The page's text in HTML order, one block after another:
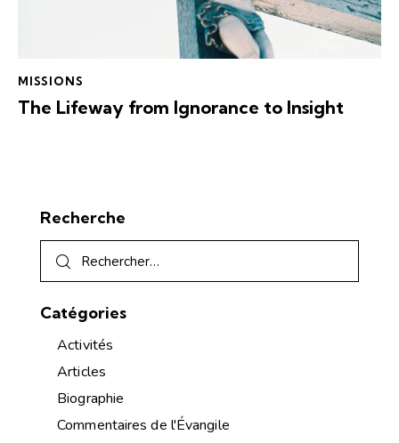
MISSIONS
The Lifeway from Ignorance to Insight
Recherche
Catégories
Activités
Articles
Biographie
Commentaires de l'Évangile